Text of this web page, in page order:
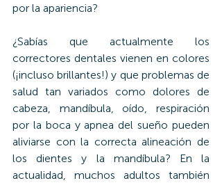
por la apariencia?
¿Sabías que actualmente los
correctores dentales vienen en colores
(¡incluso brillantes!) y que problemas de
salud tan variados como dolores de
cabeza, mandíbula, oído, respiración
por la boca y apnea del sueño pueden
aliviarse con la correcta alineación de
los dientes y la mandíbula? En la
actualidad, muchos adultos también